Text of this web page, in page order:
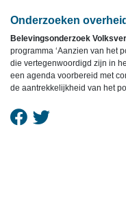
Onderzoeken overheid
Belevingsonderzoek
programma ‘Aanzien van het
die vertegenwoordigd zijn in
een agenda voorbereid met
de aantrekkelijkheid van het